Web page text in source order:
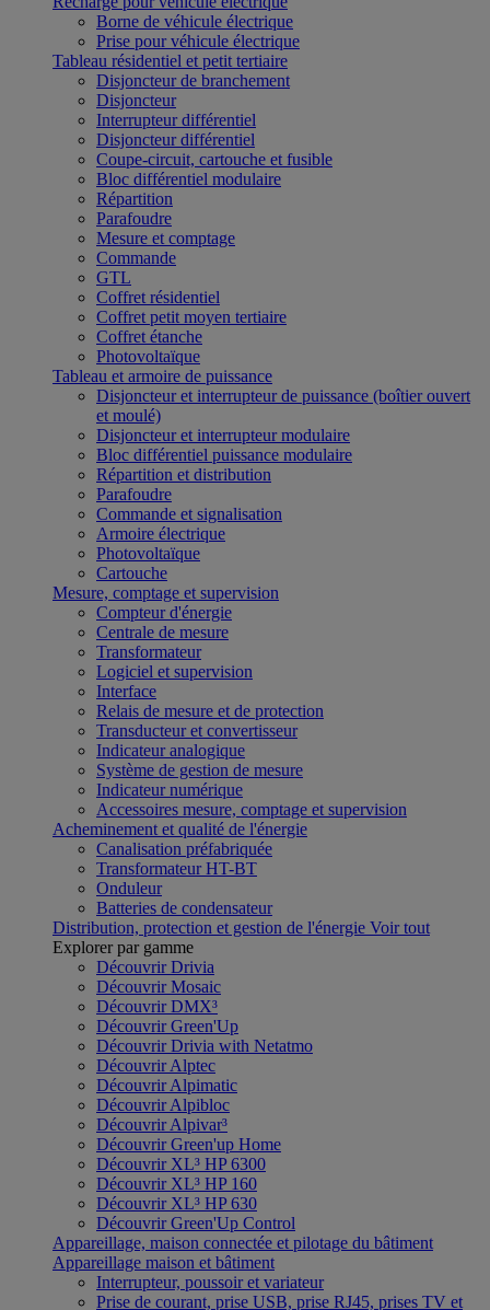
Borne de véhicule électrique
Prise pour véhicule électrique
Tableau résidentiel et petit tertiaire
Disjoncteur de branchement
Disjoncteur
Interrupteur différentiel
Disjoncteur différentiel
Coupe-circuit, cartouche et fusible
Bloc différentiel modulaire
Répartition
Parafoudre
Mesure et comptage
Commande
GTL
Coffret résidentiel
Coffret petit moyen tertiaire
Coffret étanche
Photovoltaïque
Tableau et armoire de puissance
Disjoncteur et interrupteur de puissance (boîtier ouvert
et moulé)
Disjoncteur et interrupteur modulaire
Bloc différentiel puissance modulaire
Répartition et distribution
Parafoudre
Commande et signalisation
Armoire électrique
Photovoltaïque
Cartouche
Mesure, comptage et supervision
Compteur d'énergie
Centrale de mesure
Transformateur
Logiciel et supervision
Interface
Relais de mesure et de protection
Transducteur et convertisseur
Indicateur analogique
Système de gestion de mesure
Indicateur numérique
Accessoires mesure, comptage et supervision
Acheminement et qualité de l'énergie
Canalisation préfabriquée
Transformateur HT-BT
Onduleur
Batteries de condensateur
Distribution, protection et gestion de l'énergie Voir tout
Explorer par gamme
Découvrir Drivia
Découvrir Mosaic
Découvrir DMX³
Découvrir Green'Up
Découvrir Drivia with Netatmo
Découvrir Alptec
Découvrir Alpimatic
Découvrir Alpibloc
Découvrir Alpivar³
Découvrir Green'up Home
Découvrir XL³ HP 6300
Découvrir XL³ HP 160
Découvrir XL³ HP 630
Découvrir Green'Up Control
Appareillage, maison connectée et pilotage du bâtiment
Appareillage maison et bâtiment
Interrupteur, poussoir et variateur
Prise de courant, prise USB, prise RJ45, prises TV et